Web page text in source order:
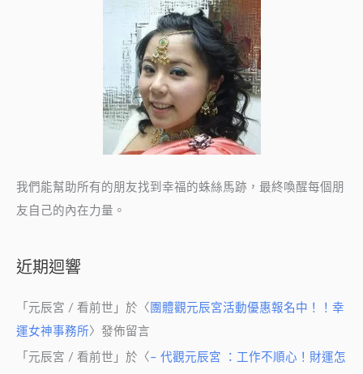
我們能幫助所有的朋友找到幸福的蛛絲馬跡，最終喚醒每個朋
友自己的內在力量。
近期迴響
「 元辰宮 / 看前世 」於〈 團體觀元辰宮活動優惠報名中！！幸
運女神事務所〉發佈留言
「 元辰宮 / 看前世 」於〈 – 代觀元辰宮 ：工作不順心！財運怎